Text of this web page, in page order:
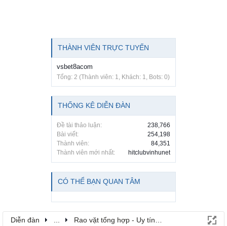
THÀNH VIÊN TRỰC TUYẾN
vsbet8acom
Tổng: 2 (Thành viên: 1, Khách: 1, Bots: 0)
THỐNG KÊ DIỄN ĐÀN
Đề tài thảo luận:
238,766
Bài viết:
254,198
Thành viên:
84,351
Thành viên mới nhất:
hitclubvinhunet
CÓ THỂ BẠN QUAN TÂM
Diễn đàn Rao vặt tổng hợp - Uy tín - Miễn phí